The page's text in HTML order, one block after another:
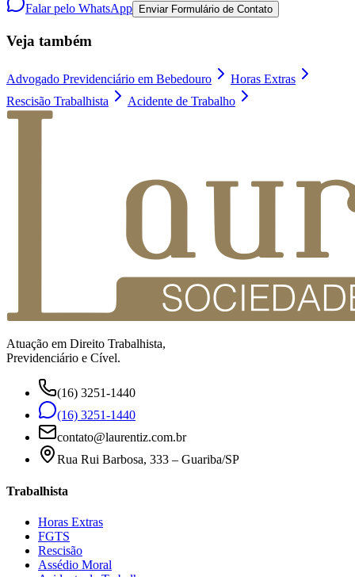
Falar pelo WhatsApp Enviar Formulário de Contato
Veja também
Advogado Previdenciário em Bebedouro
Horas Extras
Rescisão Trabalhista
Acidente de Trabalho
Atuação em Direito Trabalhista,
Previdenciário e Cível.
(16) 3251-1440
(16) 3251-1440
contato@laurentiz.com.br
Rua Rui Barbosa, 333 – Guariba/SP
Trabalhista
Horas Extras
FGTS
Rescisão
Assédio Moral